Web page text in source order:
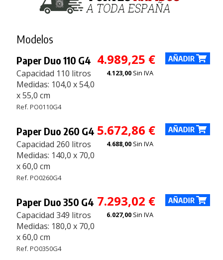
Modelos
Paper Duo 110 G4
Capacidad 110 litros
Medidas: 104,0 x 54,0
x 55,0 cm
Ref. PO0110G4
4.989,25 €
4.123,00 Sin IVA
Paper Duo 260 G4
Capacidad 260 litros
Medidas: 140,0 x 70,0
x 60,0 cm
Ref. PO0260G4
5.672,86 €
4.688,00 Sin IVA
Paper Duo 350 G4
Capacidad 349 litros
Medidas: 180,0 x 70,0
x 60,0 cm
Ref. PO0350G4
7.293,02 €
6.027,00 Sin IVA